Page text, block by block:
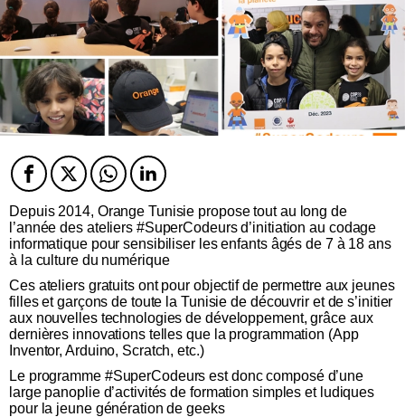
Facebook
TwitterTwitterTwitter
Depuis 2014, Orange Tunisie propose tout au long de
l’année des ateliers #SuperCodeurs d’initiation au codage
informatique pour sensibiliser les enfants âgés de 7 à 18 ans
à la culture du numérique
Ces ateliers gratuits ont pour objectif de permettre aux jeunes
filles et garçons de toute la Tunisie de découvrir et de s’initier
aux nouvelles technologies de développement, grâce aux
dernières innovations telles que la programmation (App
Inventor, Arduino, Scratch, etc.)
Le programme #SuperCodeurs est donc composé d’une
large panoplie d’activités de formation simples et ludiques
pour la jeune génération de geeks